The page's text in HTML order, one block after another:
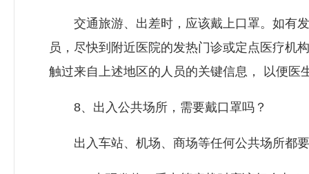
交通旅游、出差时，应该戴上口罩。如有发
员，尽快到附近医院的发热门诊或定点医疗机
触过来自上述地区的人员的关键信息， 以便医
8、出入公共场所，需要戴口罩吗？
出入车站、机场、商场等任何公共场所都要